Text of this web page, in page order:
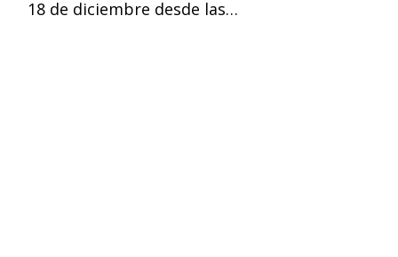
18 de diciembre desde las…